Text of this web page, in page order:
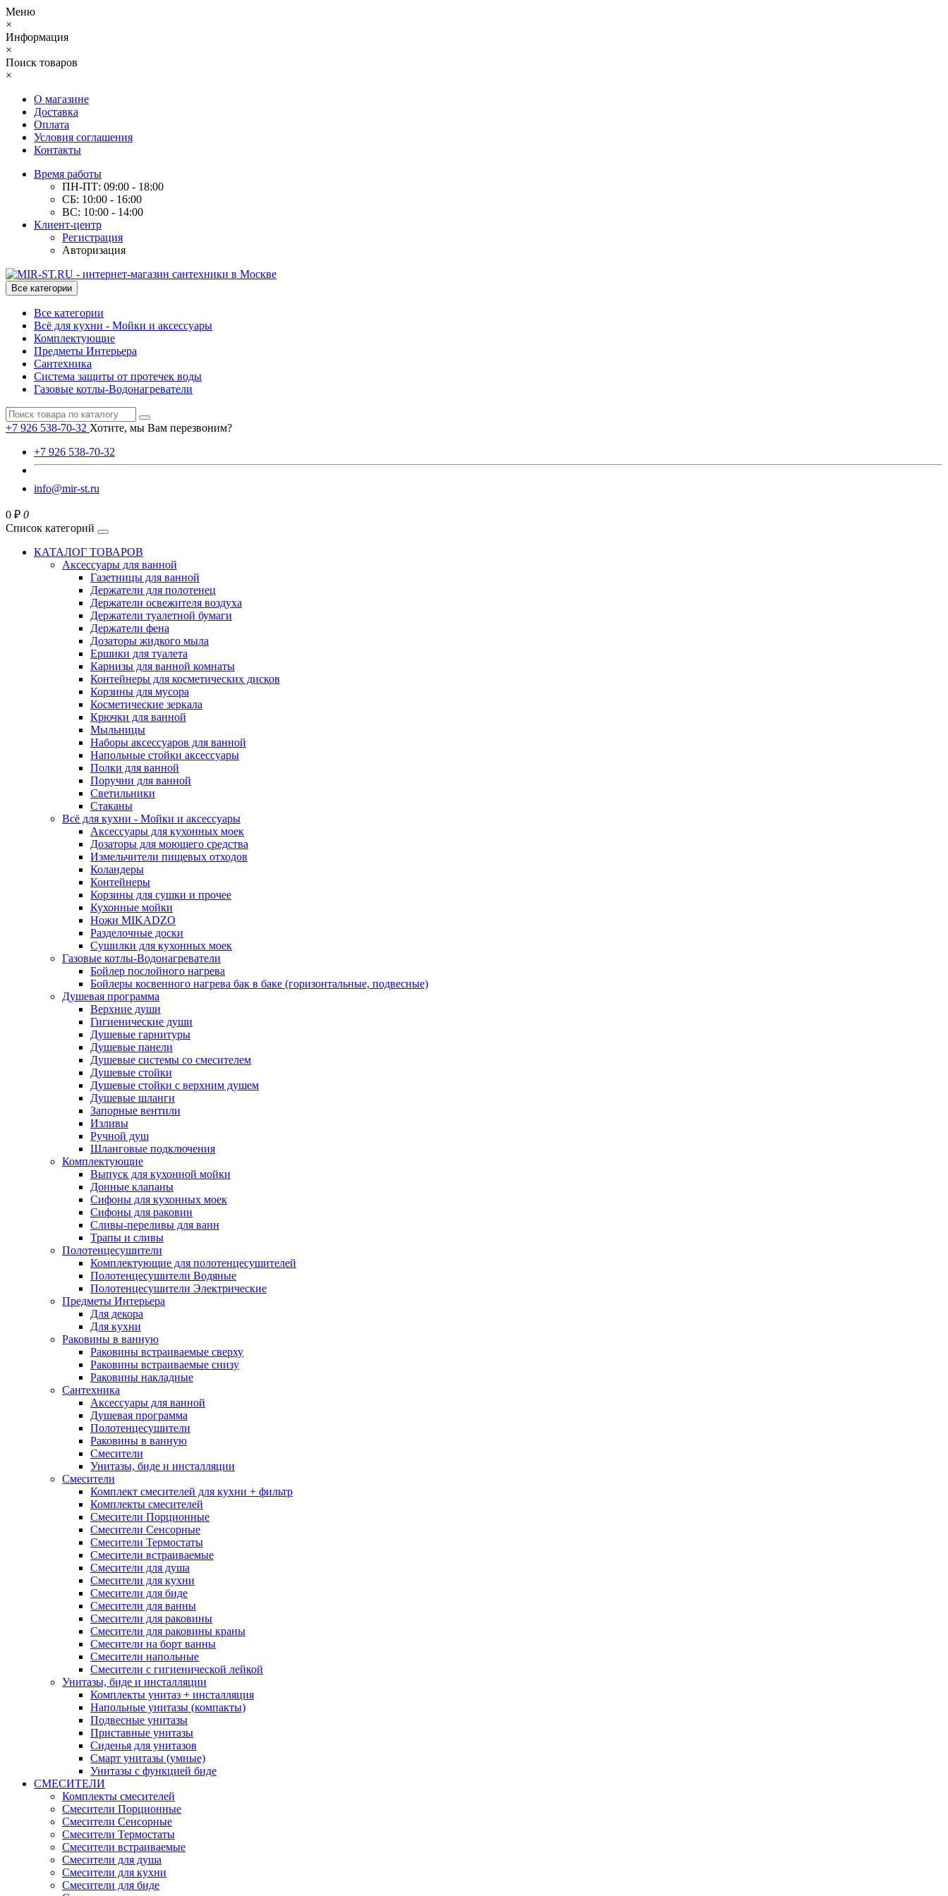
Меню
×
Информация
×
Поиск товаров
×
О магазине
Доставка
Оплата
Условия соглашения
Контакты
Время работы
ПН-ПТ: 09:00 - 18:00
СБ: 10:00 - 16:00
ВС: 10:00 - 14:00
Клиент-центр
Регистрация
Авторизация
Все категории
Все категории
Всё для кухни - Мойки и аксессуары
Комплектующие
Предметы Интерьера
Сантехника
Система защиты от протечек воды
Газовые котлы-Водонагреватели
+7 926 538-70-32 Хотите, мы Вам перезвоним?
+7 926 538-70-32
info@mir-st.ru
0 ₽ 0
Список категорий
КАТАЛОГ ТОВАРОВ
Аксессуары для ванной
Газетницы для ванной
Держатели для полотенец
Держатели освежителя воздуха
Держатели туалетной бумаги
Держатели фена
Дозаторы жидкого мыла
Ершики для туалета
Карнизы для ванной комнаты
Контейнеры для косметических дисков
Корзины для мусора
Косметические зеркала
Крючки для ванной
Мыльницы
Наборы аксессуаров для ванной
Напольные стойки аксессуары
Полки для ванной
Поручни для ванной
Светильники
Стаканы
Всё для кухни - Мойки и аксессуары
Аксессуары для кухонных моек
Дозаторы для моющего средства
Измельчители пищевых отходов
Коландеры
Контейнеры
Корзины для сушки и прочее
Кухонные мойки
Ножи MIKADZO
Разделочные доски
Сушилки для кухонных моек
Газовые котлы-Водонагреватели
Бойлер послойного нагрева
Бойлеры косвенного нагрева бак в баке (горизонтальные, подвесные)
Душевая программа
Верхние души
Гигиенические души
Душевые гарнитуры
Душевые панели
Душевые системы со смесителем
Душевые стойки
Душевые стойки с верхним душем
Душевые шланги
Запорные вентили
Изливы
Ручной душ
Шланговые подключения
Комплектующие
Выпуск для кухонной мойки
Донные клапаны
Сифоны для кухонных моек
Сифоны для раковин
Сливы-переливы для ванн
Трапы и сливы
Полотенцесушители
Комплектующие для полотенцесушителей
Полотенцесушители Водяные
Полотенцесушители Электрические
Предметы Интерьера
Для декора
Для кухни
Раковины в ванную
Раковины встраиваемые сверху
Раковины встраиваемые снизу
Раковины накладные
Сантехника
Аксессуары для ванной
Душевая программа
Полотенцесушители
Раковины в ванную
Смесители
Унитазы, биде и инсталляции
Смесители
Комплект смесителей для кухни + фильтр
Комплекты смесителей
Смесители Порционные
Смесители Сенсорные
Смесители Термостаты
Смесители встраиваемые
Смесители для душа
Смесители для кухни
Смесители для биде
Смесители для ванны
Смесители для раковины
Смесители для раковины краны
Смесители на борт ванны
Смесители напольные
Смесители с гигиенической лейкой
Унитазы, биде и инсталляции
Комплекты унитаз + инсталляция
Напольные унитазы (компакты)
Подвесные унитазы
Приставные унитазы
Сиденья для унитазов
Смарт унитазы (умные)
Унитазы с функцией биде
СМЕСИТЕЛИ
Комплекты смесителей
Смесители Порционные
Смесители Сенсорные
Смесители Термостаты
Смесители встраиваемые
Смесители для душа
Смесители для кухни
Смесители для биде